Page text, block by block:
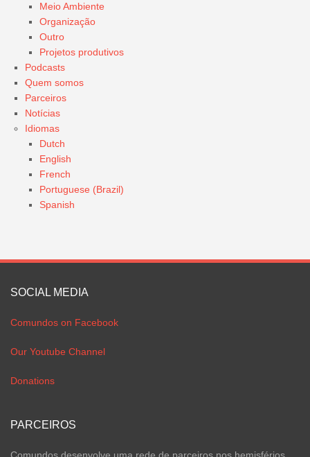
Meio Ambiente
Organização
Outro
Projetos produtivos
Podcasts
Quem somos
Parceiros
Notícias
Idiomas
Dutch
English
French
Portuguese (Brazil)
Spanish
SOCIAL MEDIA
Comundos on Facebook
Our Youtube Channel
Donations
PARCEIROS